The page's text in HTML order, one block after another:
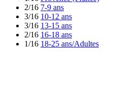
2/16 7-9 ans
3/16 10-12 ans
3/16 13-15 ans
2/16 16-18 ans
1/16 18-25 ans/Adultes